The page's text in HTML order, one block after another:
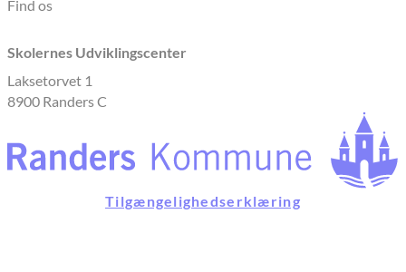
Find os
Skolernes Udviklingscenter
Laksetorvet 1
8900 Randers C
Tilgængelighedserklæring